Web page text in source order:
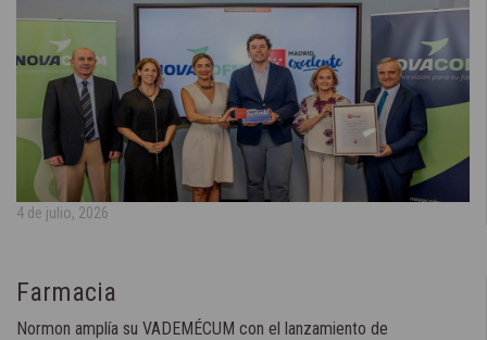
4 de julio, 2026
Farmacia
Normon amplía su VADEMÉCUM con el lanzamiento de